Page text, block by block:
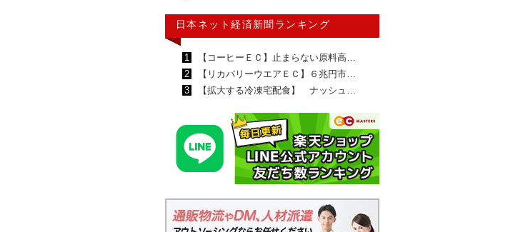
日本ネット経済新聞ランキング
1
【コーヒーＥＣ】止まらない原料高…
2
【リカバリーウエアＥＣ】６兆円市…
3
【拡大する冷凍宅配食】 ナッシュ…